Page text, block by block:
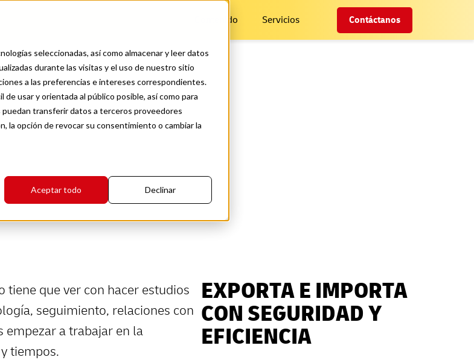
seleccionadas, así como almacenar y leer datos
durante las visitas y el uso de nuestro sitio
a las preferencias e intereses correspondientes.
usar y orientada al público posible, así como para
transferir datos a terceros proveedores
la opción de revocar su consentimiento o cambiar la
Aceptar todo Declinar
Contenido Servicios Contáctanos
Logística
en cuatro
pasos
tiene que ver con hacer estudios
seguimiento, relaciones con
empezar a trabajar en la
tiempos.
EXPORTA E IMPORTA
CON SEGURIDAD Y
EFICIENCIA